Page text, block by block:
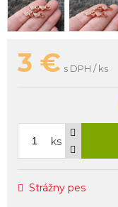
3 € s DPH / ks
ks
Strážny pes